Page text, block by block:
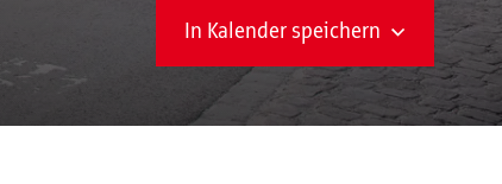
In Kalender speichern